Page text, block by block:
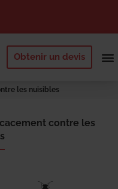
Obtenir un devis
les nuisibles
contre les